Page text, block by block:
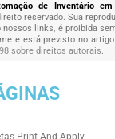
de Inventário
reservado. Sua
links, é proibida
e está previsto no artigo
98 sobre direitos autorais.